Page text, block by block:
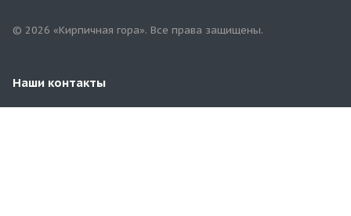
© 2026 «Кирпичная гора». Все права защищены.
Наши контакты
8 (929) 969-57-54